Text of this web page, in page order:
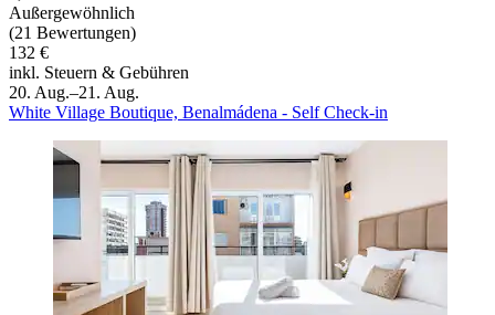
Außergewöhnlich
(21 Bewertungen)
132 €
inkl. Steuern & Gebühren
20. Aug.–21. Aug.
White Village Boutique, Benalmádena - Self Check-in